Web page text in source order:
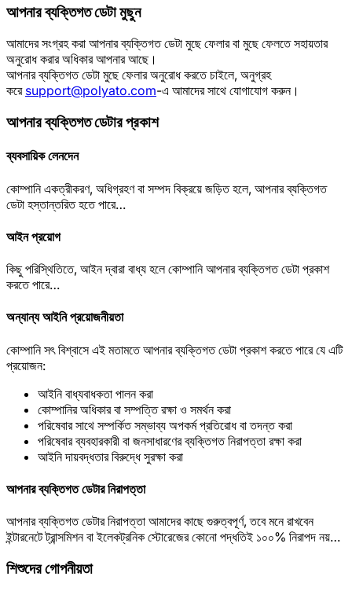
আপনার ব্যক্তিগত ডেটা মুছুন
আমাদের সংগ্রহ করা আপনার ব্যক্তিগত ডেটা মুছে ফেলার বা মুছে ফেলতে সহায়তার
অনুরোধ করার অধিকার আপনার আছে।
আপনার ব্যক্তিগত ডেটা মুছে ফেলার অনুরোধ করতে চাইলে, অনুগ্রহ
করে support@polyato.com-এ আমাদের সাথে যোগাযোগ করুন।
আপনার ব্যক্তিগত ডেটার প্রকাশ
ব্যবসায়িক লেনদেন
কোম্পানি একত্রীকরণ, অধিগ্রহণ বা সম্পদ বিক্রয়ে জড়িত হলে, আপনার ব্যক্তিগত
ডেটা হস্তান্তরিত হতে পারে…
আইন প্রয়োগ
কিছু পরিস্থিতিতে, আইন দ্বারা বাধ্য হলে কোম্পানি আপনার ব্যক্তিগত ডেটা প্রকাশ
করতে পারে…
অন্যান্য আইনি প্রয়োজনীয়তা
কোম্পানি সৎ বিশ্বাসে এই মতামতে আপনার ব্যক্তিগত ডেটা প্রকাশ করতে পারে যে এটি
প্রয়োজন:
আইনি বাধ্যবাধকতা পালন করা
কোম্পানির অধিকার বা সম্পত্তি রক্ষা ও সমর্থন করা
পরিষেবার সাথে সম্পর্কিত সম্ভাব্য অপকর্ম প্রতিরোধ বা তদন্ত করা
পরিষেবার ব্যবহারকারী বা জনসাধারণের ব্যক্তিগত নিরাপত্তা রক্ষা করা
আইনি দায়বদ্ধতার বিরুদ্ধে সুরক্ষা করা
আপনার ব্যক্তিগত ডেটার নিরাপত্তা
আপনার ব্যক্তিগত ডেটার নিরাপত্তা আমাদের কাছে গুরুত্বপূর্ণ, তবে মনে রাখবেন
ইন্টারনেটে ট্রান্সমিশন বা ইলেকট্রনিক স্টোরেজের কোনো পদ্ধতিই ১০০% নিরাপদ নয়…
শিশুদের গোপনীয়তা